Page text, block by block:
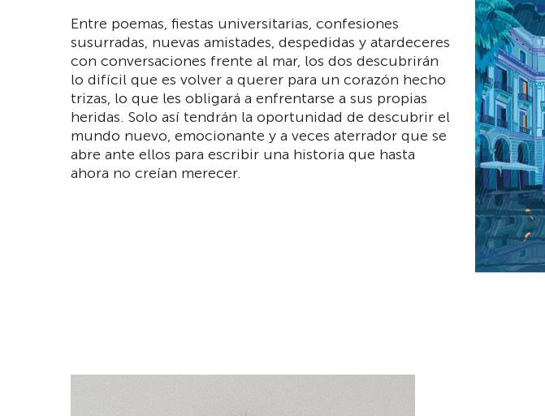
Entre poemas, fiestas universitarias, confesiones
susurradas, nuevas amistades, despedidas y atardeceres
con conversaciones frente al mar, los dos descubrirán
lo difícil que es volver a querer para un corazón hecho
trizas, lo que les obligará a enfrentarse a sus propias
heridas. Solo así tendrán la oportunidad de descubrir el
mundo nuevo, emocionante y a veces aterrador que se
abre ante ellos para escribir una historia que hasta
ahora no creían merecer.